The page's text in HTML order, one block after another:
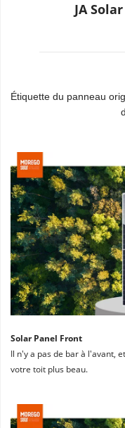
JA
Étiquette du panneau
Solar Panel Front
Il n'y a pas de bar à l'avant,
votre toit plus beau.